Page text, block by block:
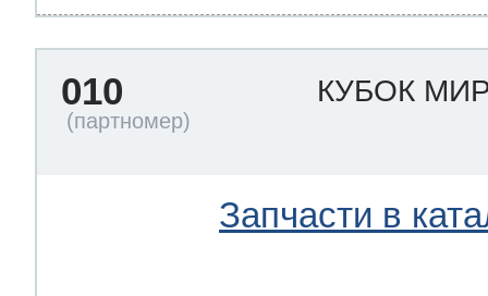
010 КУБОК
Запчасти в